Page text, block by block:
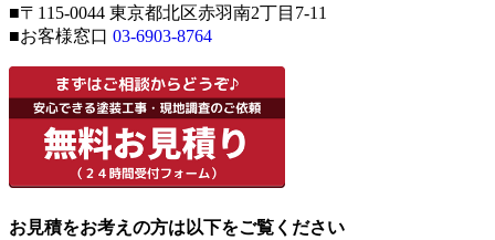
■〒115-0044 東京都北区赤羽南2丁目7-11
■お客様窓口 03-6903-8764
お見積をお考えの方は以下をご覧ください